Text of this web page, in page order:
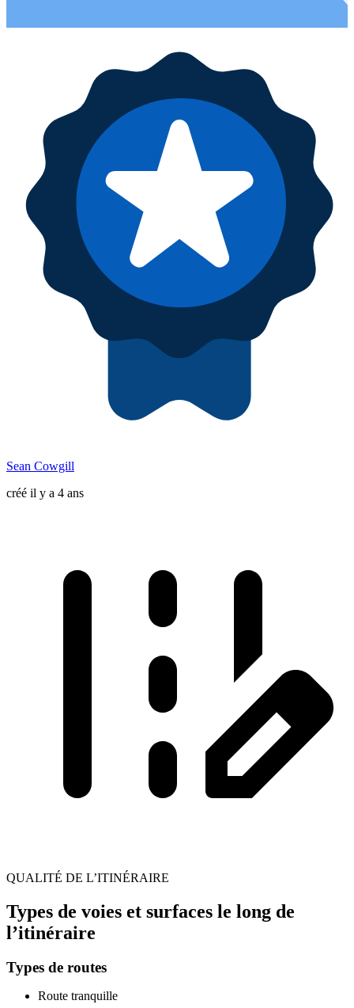
Sean Cowgill
créé il y a 4 ans
QUALITÉ DE L’ITINÉRAIRE
Types de voies et surfaces le long de
l’itinéraire
Types de routes
Route tranquille